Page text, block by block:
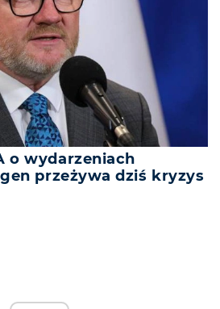
o wydarzeniach
przeżywa dziś kryzys